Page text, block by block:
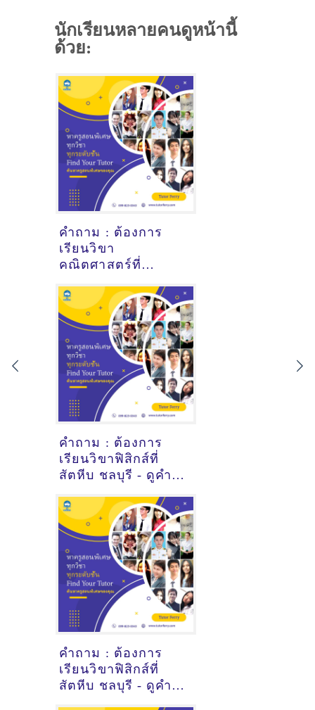
นักเรียนหลายคนดูหน้านี้
ด้วย:
คำถาม : ต้องการ
เรียนวิขา
คณิตศาสตร์ที่
อุบลราชธานี - ดูคำ
แนะนำครูสอนพิเศษ
ที่นี่
คำถาม : ต้องการ
เรียนวิขาฟิสิกส์ที่
สัตหีบ ชลบุรี - ดูคำ
ที่นี่
คำถาม : ต้องการ
เรียนวิขาฟิสิกส์ที่
สัตหีบ ชลบุรี - ดูคำ